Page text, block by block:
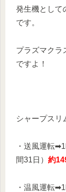
発生機として
です。
プラズマクラ
ですよ！
シャープスリ
・送風運転
間31日） 約
・温風運転